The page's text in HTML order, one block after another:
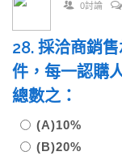
0討論
28. 採洽商銷
件，每一認購
總數之：
(A)10%
(B)20%